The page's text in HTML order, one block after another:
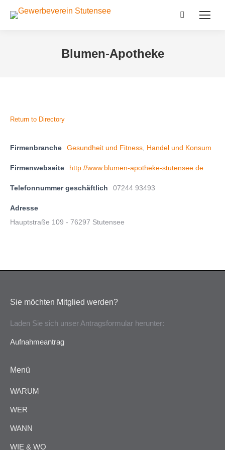
Search:
Blumen-Apotheke
Return to Directory
Firmenbranche Gesundheit und Fitness Handel und Konsum
Firmenwebseite http://www.blumen-apotheke-stutensee.de
Telefonnummer geschäftlich 07244 93493
Adresse
Hauptstraße 109 - 76297 Stutensee
Sie möchten Mitglied werden?
Laden Sie sich unser Antragsformular herunter:
Aufnahmeantrag
Menü
WARUM
WER
WANN
WIE & WO